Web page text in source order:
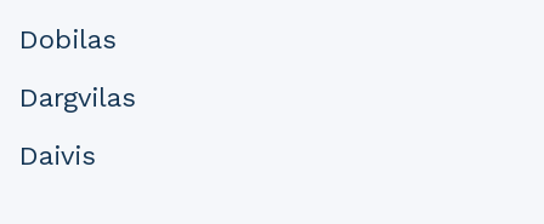
Dobilas
Dargvilas
Daivis